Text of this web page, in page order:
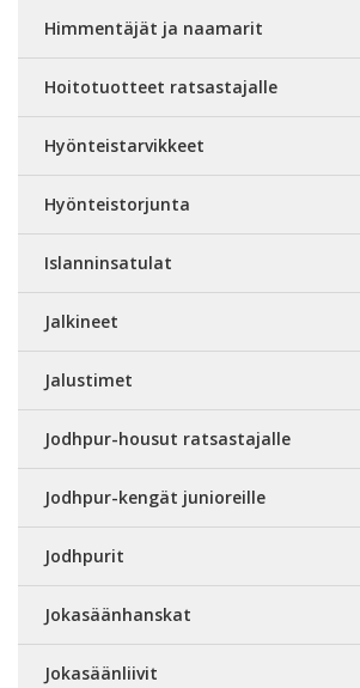
Himmentäjät ja naamarit
Hoitotuotteet ratsastajalle
Hyönteistarvikkeet
Hyönteistorjunta
Islanninsatulat
Jalkineet
Jalustimet
Jodhpur-housut ratsastajalle
Jodhpur-kengät junioreille
Jodhpurit
Jokasäänhanskat
Jokasäänliivit